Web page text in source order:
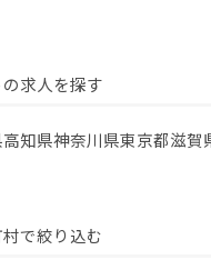
求人を探す
高知県神奈川県東京都滋賀
で絞り込む